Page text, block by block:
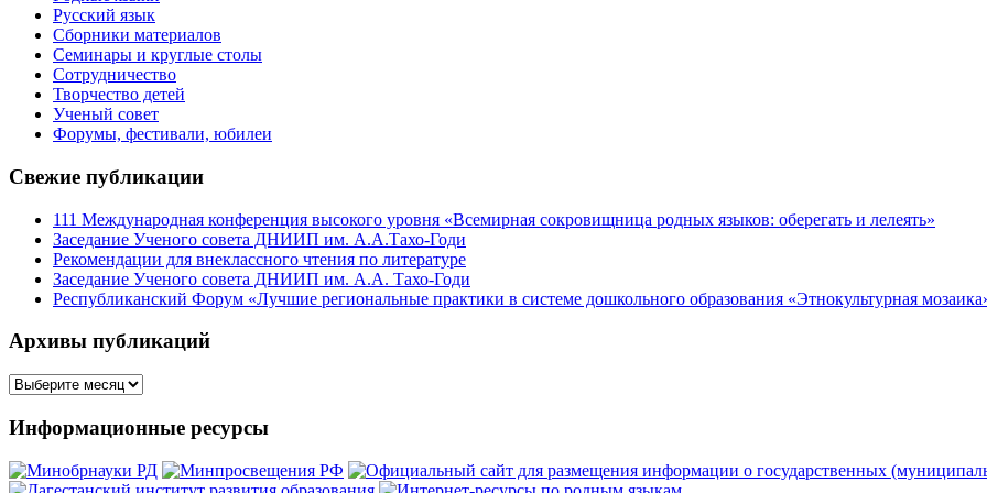
Русский язык
Сборники материалов
Семинары и круглые столы
Сотрудничество
Творчество детей
Ученый совет
Форумы, фестивали, юбилеи
Свежие публикации
111 Международная конференция высокого уровня «Всемирная сокровищница родных языков: оберегать и лелеять»
Заседание Ученого совета ДНИИП им. А.А.Тахо-Годи
Рекомендации для внеклассного чтения по литературе
Заседание Ученого совета ДНИИП им. А.А. Тахо-Годи
Республиканский Форум «Лучшие региональные практики в системе дошкольного образования «Этнокультурная
Архивы публикаций
Архивы
Информационные ресурсы